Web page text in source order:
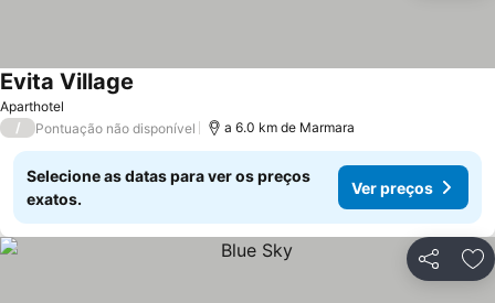
Aparthotel
Evita Village
/ Pontuação não disponível a 6.0 km de Marmara
Selecione as datas para ver os preços
exatos.
Ver preços
Partilhar